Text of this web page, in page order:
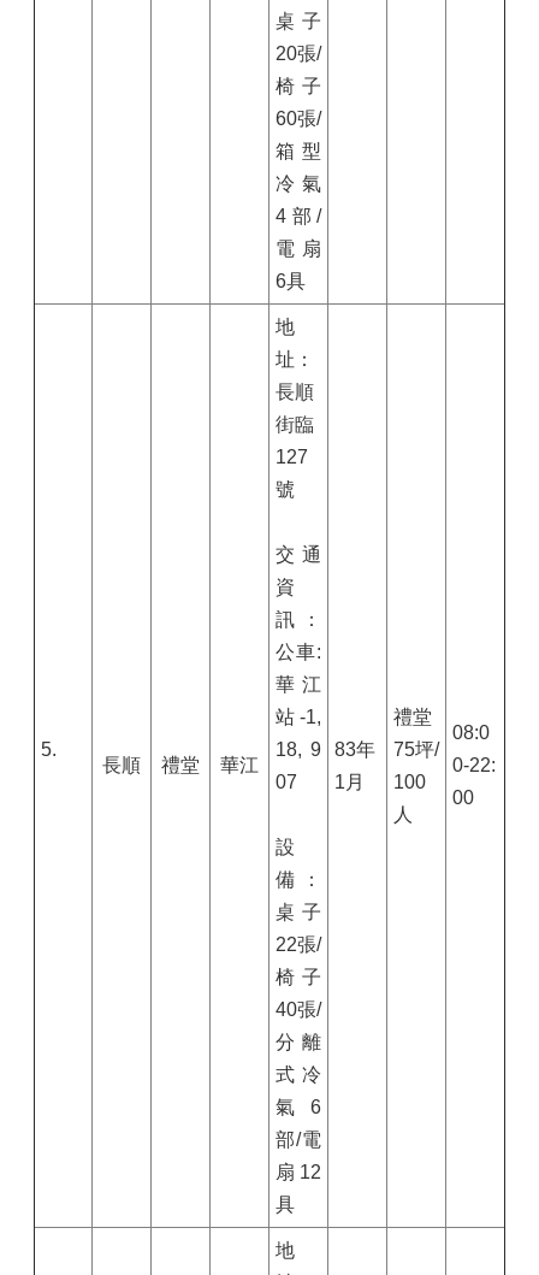
桌子
20張/
椅子
60張/
箱型
冷氣
4部/
電扇
6具
5.
長順 禮堂 華江
地
址：
長順
街臨
127
號
交通
資
訊：
公車:
華江
站-1,
18, 9
07
設
備：
桌子
22張/
椅子
40張/
分離
式冷
氣6
部/電
扇12
具
83年
1月
禮堂
75坪/
100
人
08:0
0-22:
00
地